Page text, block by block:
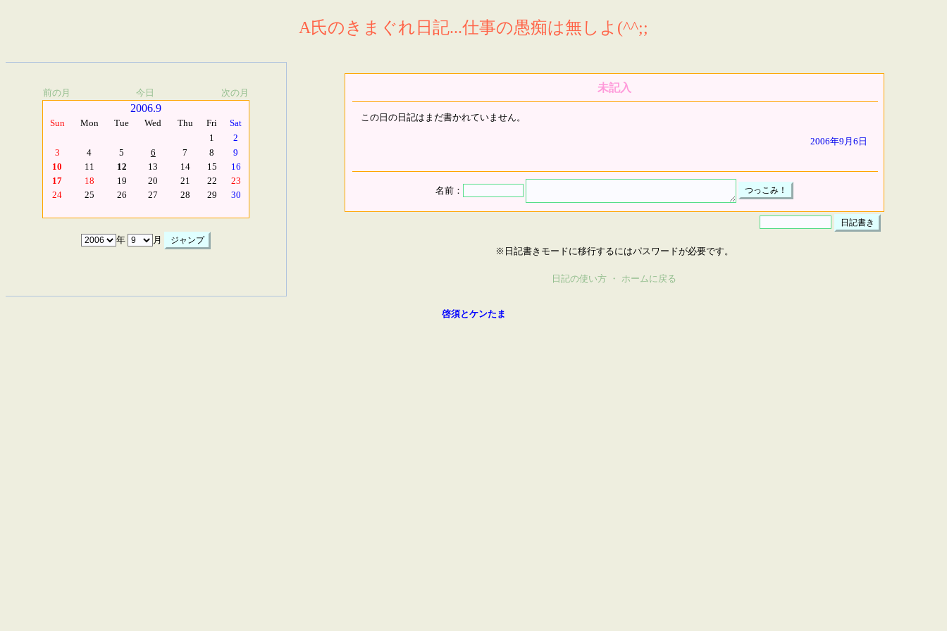
A氏のきまぐれ日記...仕事の愚痴は無しよ(^^;;
前の月 今日 次の月
2006.9
Sun Mon Tue Wed Thu Fri
Sat
1
2
3
4 5 6 7 8
9
10
11 12 13 14 15
16
17
18 19 20 21 22
23
24
25 26 27 28 29 30
年 月
未記入
この日の日記はまだ書かれていません。
2006年9月6日
名前：
※日記書きモードに移行するにはパスワードが必要です。
日記の使い方 ・ ホームに戻る
啓須とケンたま